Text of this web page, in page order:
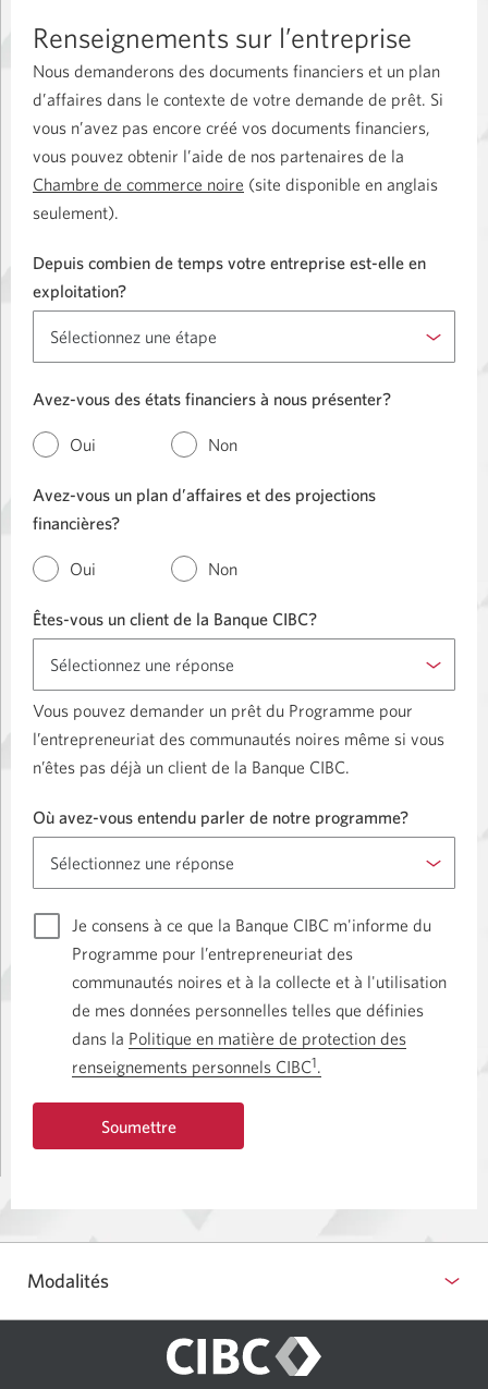
Renseignements sur l’entreprise
Nous demanderons des documents financiers et un plan
d’affaires dans le contexte de votre demande de prêt. Si
vous n’avez pas encore créé vos documents financiers,
vous pouvez obtenir l’aide de nos partenaires de la
Chambre de commerce noire Disponible
seulement.
(site disponible en anglais
seulement).
Depuis combien de temps votre entreprise est-elle en
exploitation?
Avez-vous des états financiers à nous présenter?
Oui Non
Avez-vous un plan d’affaires et des projections
financières?
Oui Non
Êtes-vous un client de la Banque CIBC?
Vous pouvez demander un prêt du Programme pour
l’entrepreneuriat des communautés noires même si vous
n’êtes pas déjà un client de la Banque CIBC.
Où avez-vous entendu parler de notre programme?
Je consens à ce que la Banque CIBC m'informe du
Programme pour l’entrepreneuriat des
communautés noires et à la collecte et à l'utilisation
de mes données personnelles telles que définies
dans la Politique en matière de protection des
renseignements personnels CIBC1.
Soumettre
Modalités